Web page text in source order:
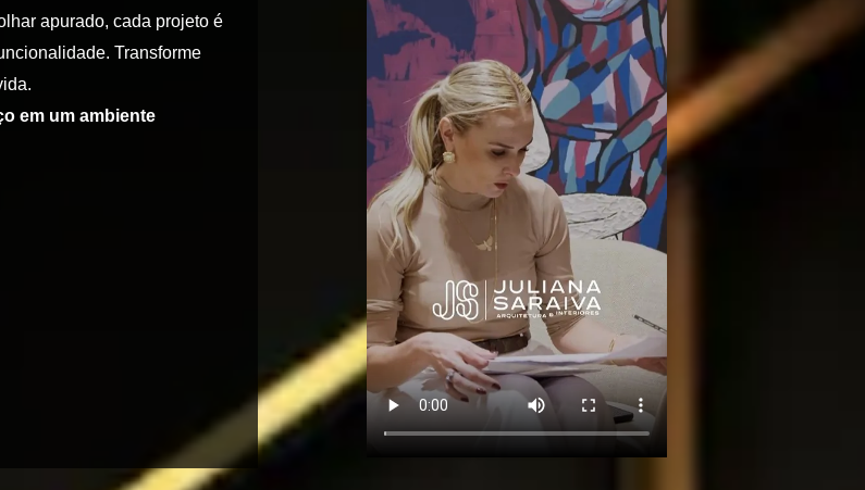
apurado, cada projeto é
Transforme
em um ambiente